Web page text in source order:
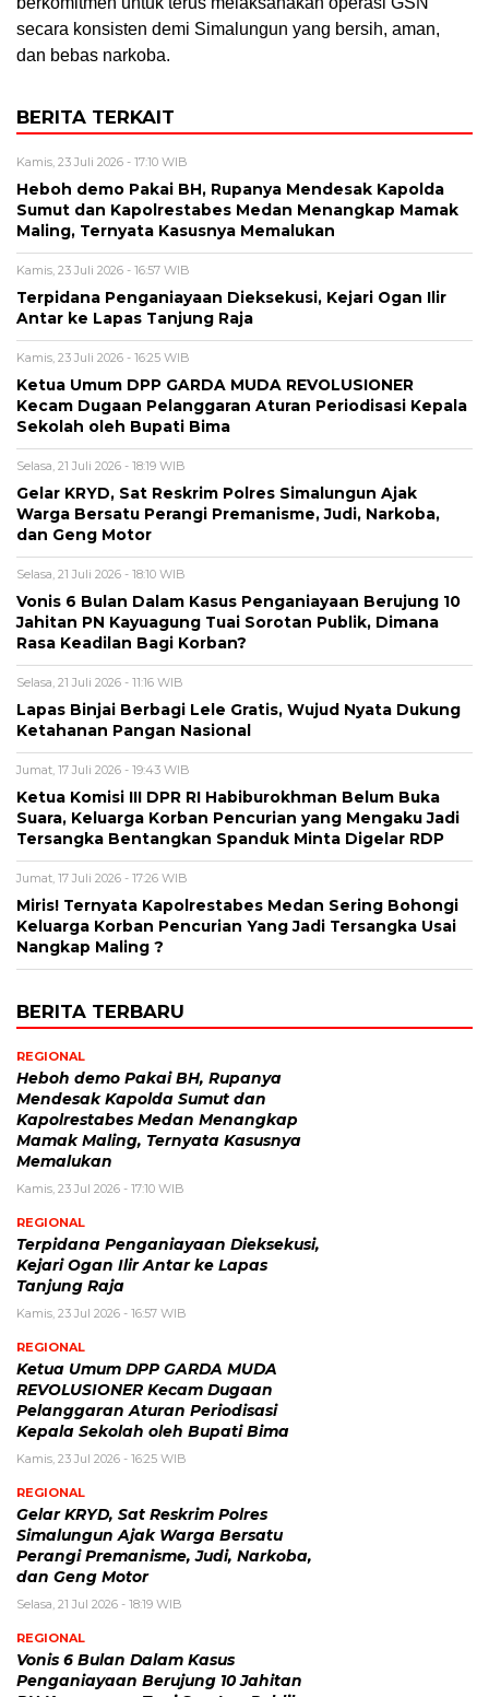
secara konsisten demi Simalungun yang bersih, aman,
dan bebas narkoba.
BERITA TERKAIT
Kamis, 23 Juli 2026 - 17:10 WIB
Heboh demo Pakai BH, Rupanya Mendesak Kapolda
Sumut dan Kapolrestabes Medan Menangkap Mamak
Maling, Ternyata Kasusnya Memalukan
Kamis, 23 Juli 2026 - 16:57 WIB
Terpidana Penganiayaan Dieksekusi, Kejari Ogan Ilir
Antar ke Lapas Tanjung Raja
Kamis, 23 Juli 2026 - 16:25 WIB
Ketua Umum DPP GARDA MUDA REVOLUSIONER
Kecam Dugaan Pelanggaran Aturan Periodisasi Kepala
Sekolah oleh Bupati Bima
Selasa, 21 Juli 2026 - 18:19 WIB
Gelar KRYD, Sat Reskrim Polres Simalungun Ajak
Warga Bersatu Perangi Premanisme, Judi, Narkoba,
dan Geng Motor
Selasa, 21 Juli 2026 - 18:10 WIB
Vonis 6 Bulan Dalam Kasus Penganiayaan Berujung 10
Jahitan PN Kayuagung Tuai Sorotan Publik, Dimana
Rasa Keadilan Bagi Korban?
Selasa, 21 Juli 2026 - 11:16 WIB
Lapas Binjai Berbagi Lele Gratis, Wujud Nyata Dukung
Ketahanan Pangan Nasional
Jumat, 17 Juli 2026 - 19:43 WIB
Ketua Komisi III DPR RI Habiburokhman Belum Buka
Suara, Keluarga Korban Pencurian yang Mengaku Jadi
Tersangka Bentangkan Spanduk Minta Digelar RDP
Jumat, 17 Juli 2026 - 17:26 WIB
Miris! Ternyata Kapolrestabes Medan Sering Bohongi
Keluarga Korban Pencurian Yang Jadi Tersangka Usai
Nangkap Maling ?
BERITA TERBARU
REGIONAL
Heboh demo Pakai BH, Rupanya
Mendesak Kapolda Sumut dan
Kapolrestabes Medan Menangkap
Mamak Maling, Ternyata Kasusnya
Memalukan
Kamis, 23 Jul 2026 - 17:10 WIB
REGIONAL
Terpidana Penganiayaan Dieksekusi,
Kejari Ogan Ilir Antar ke Lapas
Tanjung Raja
Kamis, 23 Jul 2026 - 16:57 WIB
REGIONAL
Ketua Umum DPP GARDA MUDA
REVOLUSIONER Kecam Dugaan
Pelanggaran Aturan Periodisasi
Kepala Sekolah oleh Bupati Bima
Kamis, 23 Jul 2026 - 16:25 WIB
REGIONAL
Gelar KRYD, Sat Reskrim Polres
Simalungun Ajak Warga Bersatu
Perangi Premanisme, Judi, Narkoba,
dan Geng Motor
Selasa, 21 Jul 2026 - 18:19 WIB
REGIONAL
Vonis 6 Bulan Dalam Kasus
Penganiayaan Berujung 10 Jahitan